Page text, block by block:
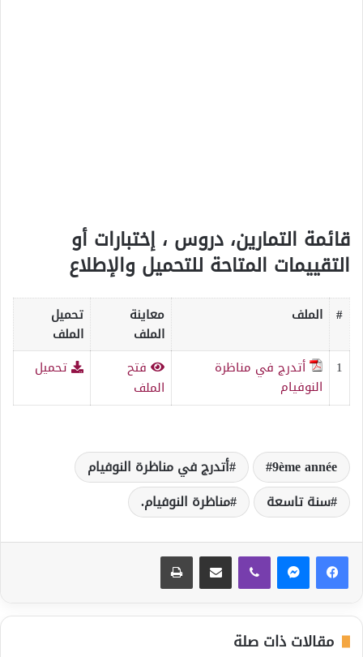
قائمة التمارين، دروس ، إختبارات أو
التقييمات المتاحة للتحميل والإطلاع
# الملف
معاينة
الملف
تحميل
الملف
1
أتدرج في مناظرة
النوفيام
فتح
الملف
تحميل
9ème année
أتدرج في مناظرة النوفيام
سنة تاسعة
مناظرة النوفيام.
مقالات ذات صلة